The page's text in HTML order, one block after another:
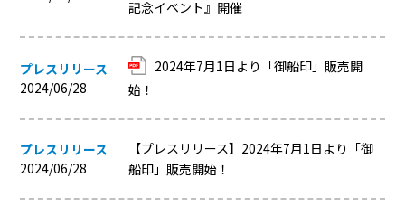
記念イベント』開催
プレスリリース
2024/06/28
2024年7月1日より「御船印」販売開
始！
プレスリリース
2024/06/28
【プレスリリース】2024年7月1日より「御
船印」販売開始！